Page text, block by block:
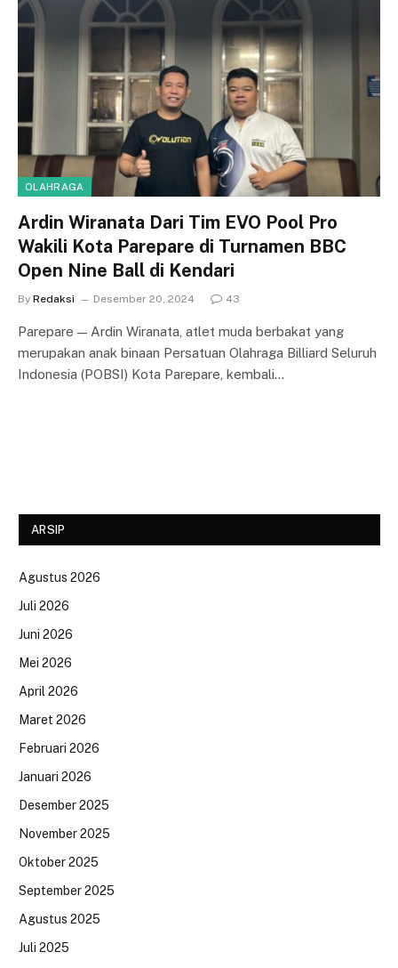
OLAHRAGA
Ardin Wiranata Dari Tim EVO Pool Pro
Wakili Kota Parepare di Turnamen BBC
Open Nine Ball di Kendari
By Redaksi Desember 20, 2024 43
Parepare — Ardin Wiranata, atlet muda berbakat yang
merupakan anak binaan Persatuan Olahraga Billiard Seluruh
Indonesia (POBSI) Kota Parepare, kembali…
ARSIP
Agustus 2026
Juli 2026
Juni 2026
Mei 2026
April 2026
Maret 2026
Februari 2026
Januari 2026
Desember 2025
November 2025
Oktober 2025
September 2025
Agustus 2025
Juli 2025